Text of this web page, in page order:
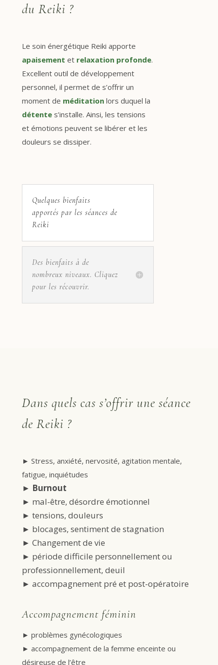
du Reiki ?
Le soin énergétique Reiki apporte
apaisement et relaxation profonde.
Excellent outil de développement
personnel, il permet de s’offrir un
moment de méditationlors duquel la
détentes’installe. Ainsi, les tensions
et émotions peuvent se libérer et les
douleurs se dissiper.
Quelques bienfaits
apportés par les séances de
Reiki
Des bienfaits à de
nombreux niveaux. Cliquez
pour les récouvrir.
Dans quels cas s’offrir une séance
de Reiki ?
► Stress, anxiété, nervosité, agitation mentale,
fatigue, inquiétudes
► Burnout
► mal-être, désordre émotionnel
► tensions, douleurs
► blocages, sentiment de stagnation
► Changement de vie
► période difficile personnellement ou
professionnellement, deuil
► accompagnement pré et post-opératoire
Accompagnement féminin
► problèmes gynécologiques
► accompagnement de la femme enceinte ou
désireuse de l’être